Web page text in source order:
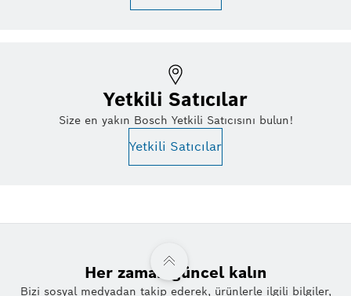
Yetkili Satıcılar
Size en yakın Bosch Yetkili Satıcısını bulun!
Yetkili Satıcılar
Her zaman güncel kalın
Bizi sosyal medyadan takip ederek, ürünlerle ilgili bilgiler,